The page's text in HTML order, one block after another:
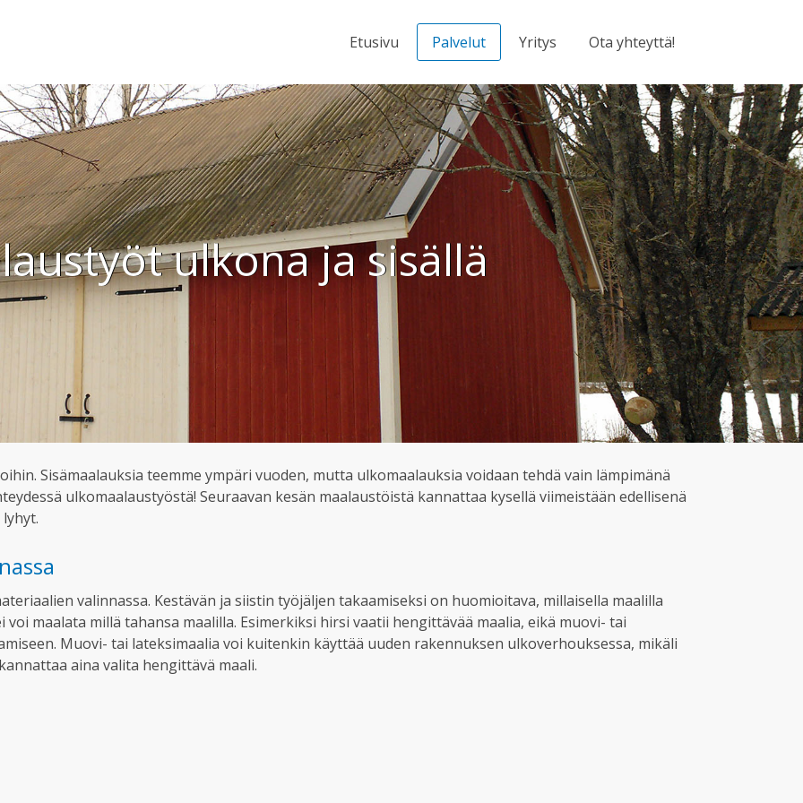
Etusivu Palvelut Yritys Ota yhteyttä!
ulkona ja sisällä
Sisämaalauksia teemme ympäri vuoden, mutta ulkomaalauksia voidaan tehdä vain lämpimänä
ulkomaalaustyöstä! Seuraavan kesän maalaustöistä kannattaa kysellä viimeistään edellisenä
valinnassa. Kestävän ja siistin työjäljen takaamiseksi on huomioitava, millaisella maalilla
maalata millä tahansa maalilla. Esimerkiksi hirsi vaatii hengittävää maalia, eikä muovi- tai
Muovi- tai lateksimaalia voi kuitenkin käyttää uuden rakennuksen ulkoverhouksessa, mikäli
aina valita hengittävä maali.